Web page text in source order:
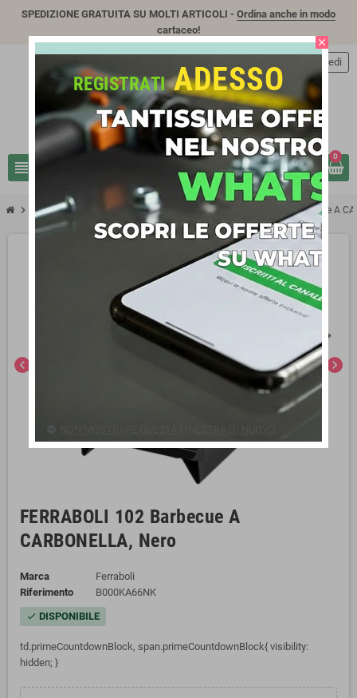
SPEDIZIONE GRATUITA SU MOLTI ARTICOLI - Ordina anche in modo
cartaceo!
view_headline search
Accedi
0
chevron_right ARREDO GIARDINOchevron_right Barbecue e Picnicchevron_right FERRABOLI 102 Barbecue A
chevron_left chevron_right
FERRABOLI 102 Barbecue A
CARBONELLA, Nero
Marca
Ferraboli
Riferimento
B000KA66NK
check DISPONIBILE
td.primeCountdownBlock, span.primeCountdownBlock{ visibility:
hidden; }
close
REGISTRATIADESSO